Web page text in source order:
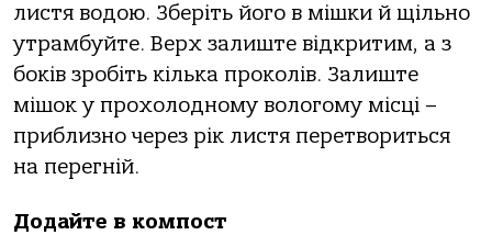
листя водою. Зберіть його в мішки й щільно
утрамбуйте. Верх залиште відкритим, а з
боків зробіть кілька проколів. Залиште
мішок у прохолодному вологому місці –
приблизно через рік листя перетвориться
на перегній.
Додайте в компост